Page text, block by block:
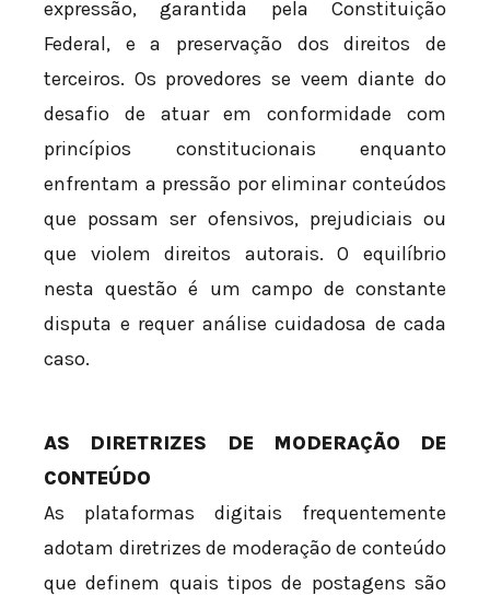
expressão, garantida pela Constituição
Federal, e a preservação dos direitos de
terceiros. Os provedores se veem diante do
desafio de atuar em conformidade com
princípios constitucionais enquanto
enfrentam a pressão por eliminar conteúdos
que possam ser ofensivos, prejudiciais ou
que violem direitos autorais. O equilíbrio
nesta questão é um campo de constante
disputa e requer análise cuidadosa de cada
caso.
AS DIRETRIZES DE MODERAÇÃO DE
CONTEÚDO
As plataformas digitais frequentemente
adotam diretrizes de moderação de conteúdo
que definem quais tipos de postagens são